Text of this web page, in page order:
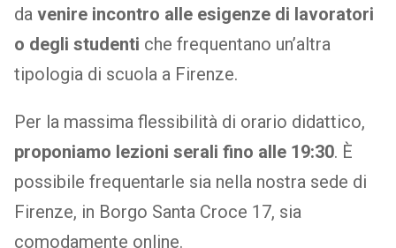
da venire incontro alle esigenze di lavoratori
o degli studenti che frequentano un’altra
tipologia di scuola a Firenze.
Per la massima flessibilità di orario didattico,
proponiamo lezioni serali fino alle 19:30. È
possibile frequentarle sia nella nostra sede di
Firenze, in Borgo Santa Croce 17, sia
comodamente online.